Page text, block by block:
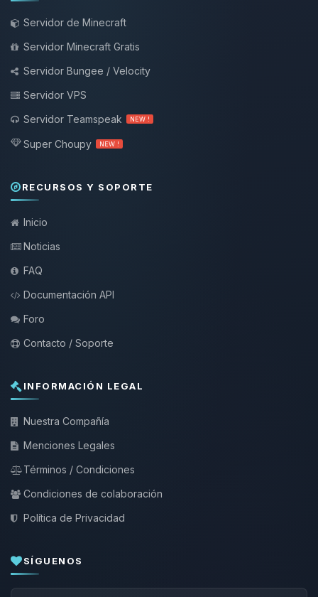
Servidor de Minecraft
Servidor Minecraft Gratis
Servidor Bungee / Velocity
Servidor VPS
Servidor Teamspeak
NEW !
Super Choupy NEW !
RECURSOS Y SOPORTE
Inicio
Noticias
FAQ
Documentación API
Foro
Contacto / Soporte
INFORMACIÓN LEGAL
Nuestra Compañía
Menciones Legales
Términos / Condiciones
Condiciones de colaboración
Política de Privacidad
SÍGUENOS